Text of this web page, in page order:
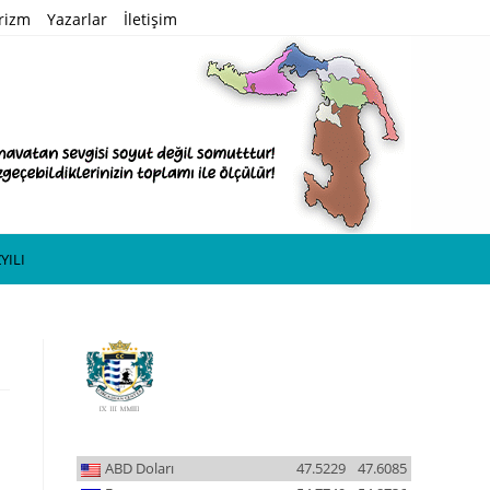
Yazarlar İletişim
ABD Doları 47.6085
47.5229